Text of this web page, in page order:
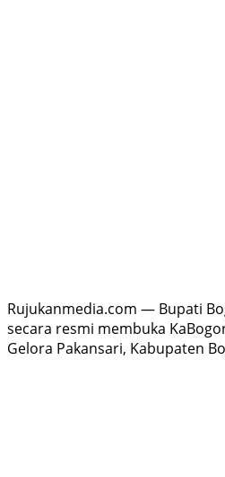
Rujukanmedia.com — Bupati
secara resmi membuka
Gelora Pakansari, Kabupaten